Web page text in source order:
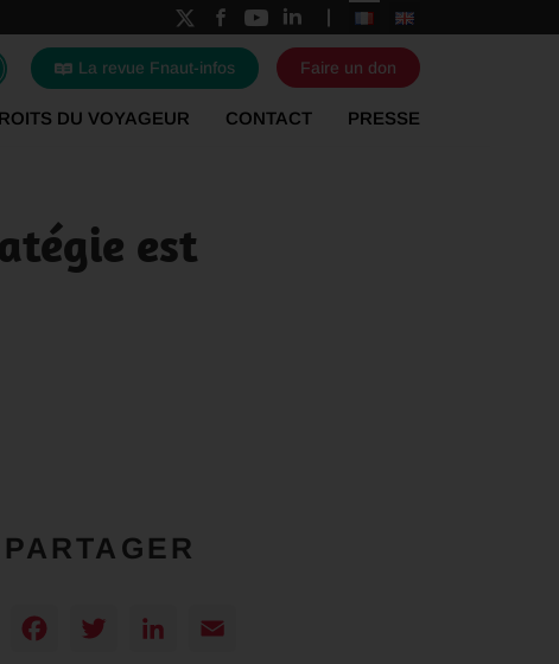
La revue Fnaut-infos Faire un don
DU VOYAGEUR CONTACT PRESSE
est
PARTAGER
Facebook
TwitterLinkedIn